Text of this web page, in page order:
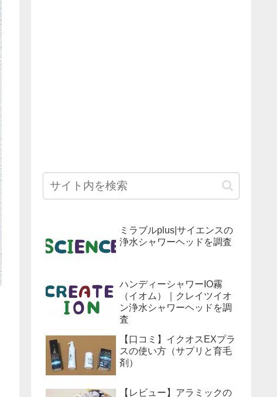
ミラブルplus|サイエンスの
浄水シャワーヘッドを調査
ハンディーシャワーIO霧
（イオム）｜クレイツイオ
ン浄水シャワーヘッドを調
査
【口コミ】イクオスEXプラ
スの使い方（サプリと育毛
剤）
【レビュー】アラミックの